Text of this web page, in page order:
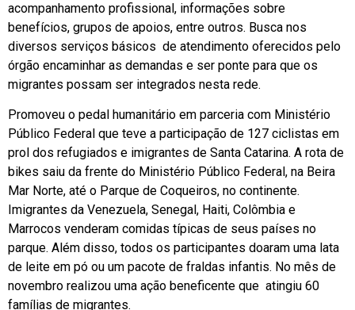
acompanhamento profissional, informações sobre
benefícios, grupos de apoios, entre outros. Busca nos
diversos serviços básicos de atendimento oferecidos pelo
órgão encaminhar as demandas e ser ponte para que os
migrantes possam ser integrados nesta rede.
Promoveu o pedal humanitário em parceria com Ministério
Público Federal que teve a participação de 127 ciclistas em
prol dos refugiados e imigrantes de Santa Catarina. A rota de
bikes saiu da frente do Ministério Público Federal, na Beira
Mar Norte, até o Parque de Coqueiros, no continente.
Imigrantes da Venezuela, Senegal, Haiti, Colômbia e
Marrocos venderam comidas típicas de seus países no
parque. Além disso, todos os participantes doaram uma lata
de leite em pó ou um pacote de fraldas infantis. No mês de
novembro realizou uma ação beneficente que atingiu 60
famílias de migrantes.